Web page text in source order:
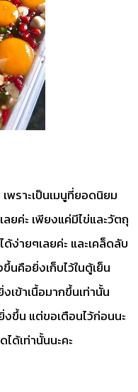
พราะเป็นเมนูที่ยอดนิยม
ยค่ะ เพียงแค่มีไข่และวัตถุ
ง่ายๆเลยค่ะ และเคล็ดลับ
คือยิ่งเก็บไว้ในตู้เย็น
เข้าเนื้อมากขึ้นเท่านั้น
ขึ้น แต่ขอเตือนไว้ก่อนนะ
ด้เท่านั้นนะคะ